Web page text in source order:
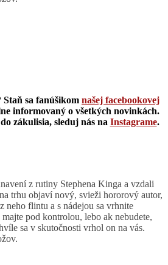
sa fanúšikom našej facebookovej
informovaný o všetkých novinkách.
zákulisia, sleduj nás na Instagrame.
z rutiny Stephena Kinga a vzdali
trhu objaví nový, svieži hororový autor,
neho flintu a s nádejou sa vrhnite
pod kontrolou, lebo ak nebudete,
sa v skutočnosti vrhol on na vás.